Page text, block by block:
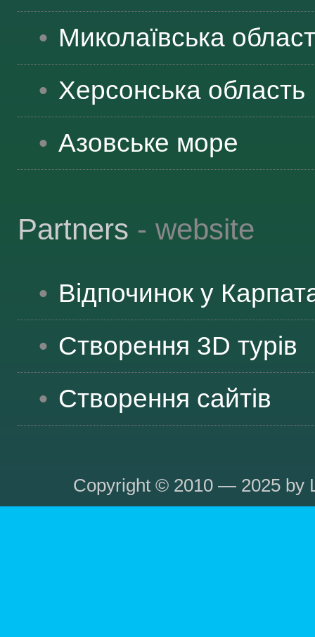
Миколаївська
Херсонська область
Азовське море
Partners - website
Відпочинок у
Створення 3D турів
Створення сайтів
Copyright © 2010 — 2025 by